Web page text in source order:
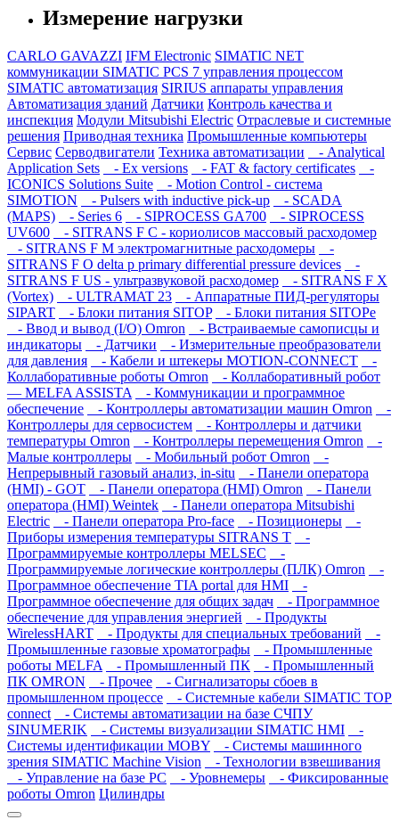
Измерение нагрузки
CARLO GAVAZZI IFM Electronic SIMATIC NET
коммуникации SIMATIC PCS 7 управления процессом
SIMATIC автоматизация SIRIUS аппараты управления
Автоматизация зданий Датчики Контроль качества и
инспекция Модули Mitsubishi Electric Отраслевые и системные
решения Приводная техника Промышленные компьютеры
Сервис Серводвигатели Техника автоматизации
- Analytical
Application Sets
- Ex versions - FAT & factory certificates
-
ICONICS Solutions Suite
- Motion Control - система
SIMOTION
- Pulsers with inductive pick-up
- SCADA
(MAPS)
- Series 6 - SIPROCESS GA700
- SIPROCESS
UV600
- SITRANS F C - кориолисов массовый расходомер
- SITRANS F M электромагнитные расходомеры
-
SITRANS F O delta p primary differential pressure devices
-
SITRANS F US - ультразвуковой расходомер
- SITRANS F X
(Vortex)
- ULTRAMAT 23
- Аппаратные ПИД-регуляторы
SIPART
- Блоки питания SITOP
- Блоки питания SITOPе
- Ввод и вывод (I/O) Omron
- Встраиваемые самописцы и
индикаторы
- Датчики
- Измерительные преобразователи
для давления
- Кабели и штекеры MOTION-CONNECT
-
Коллаборативные роботы Omron
- Коллаборативный робот
— MELFA ASSISTA
- Коммуникации и программное
обеспечение
- Контроллеры автоматизации машин Omron
-
Контроллеры для сервосистем
- Контроллеры и датчики
температуры Omron
- Контроллеры перемещения Omron
-
Малые контроллеры
- Мобильный робот Omron
-
Непрерывный газовый анализ, in-situ
- Панели оператора
(HMI) - GOT
- Панели оператора (HMI) Omron
- Панели
оператора (HMI) Weintek
- Панели оператора Mitsubishi
Electric
- Панели оператора Pro-face - Позиционеры
-
Приборы измерения температуры SITRANS T
-
Программируемые контроллеры MELSEC
-
Программируемые логические контроллеры (ПЛК) Omron
-
Программное обеспечение TIA portal для HMI
-
Программное обеспечение для общих задач
- Программное
обеспечение для управления энергией
- Продукты
WirelessHART
- Продукты для специальных требований
-
Промышленные газовые хроматографы
- Промышленные
роботы MELFA
- Промышленный ПК
- Промышленный
ПК OMRON
- Прочее
- Сигнализаторы сбоев в
промышленном процессе
- Системные кабели SIMATIC TOP
connect
- Системы автоматизации на базе СЧПУ
SINUMERIK
- Системы визуализации SIMATIC HMI
-
Системы идентификации MOBY
- Системы машинного
зрения SIMATIC Machine Vision
- Технологии взвешивания
- Управление на базе РС
- Уровнемеры
- Фиксированные
роботы Omron Цилиндры